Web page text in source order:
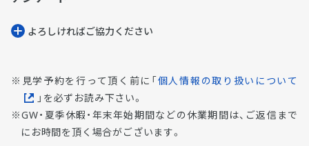
よろしければご協⼒ください
見学予約を行って頂く前に「個人情報の取り扱いについて
」を必ずお読み下さい。
GW・夏季休暇・年末年始期間などの休業期間は、ご返信まで
にお時間を頂く場合がございます。